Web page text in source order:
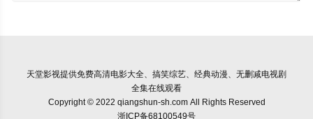
天堂影视提供免费高清电影大全、搞笑综艺、经典动漫、无删减电视剧
全集在线观看
Copyright © 2022 qiangshun-sh.com All Rights Reserved
浙ICP备68100549号